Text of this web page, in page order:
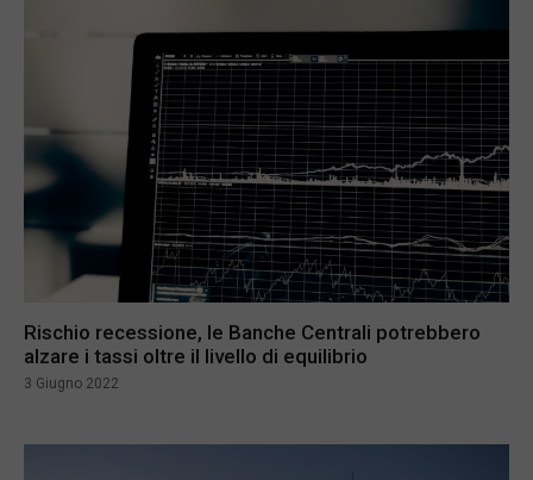
Rischio recessione, le Banche Centrali potrebbero
alzare i tassi oltre il livello di equilibrio
3 Giugno 2022